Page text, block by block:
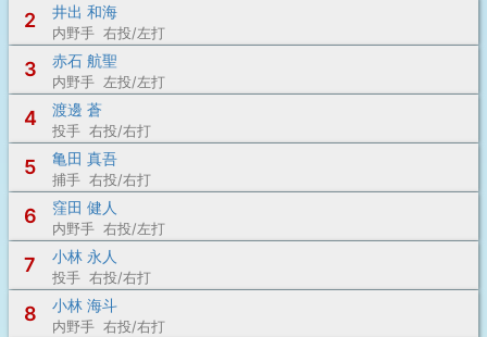
2 井出 和海
内野手 右投/左打
3 赤石 航聖
内野手 左投/左打
4 渡邊 蒼
投手 右投/右打
5 亀田 真吾
捕手 右投/右打
6 窪田 健人
内野手 右投/左打
7 小林 永人
投手 右投/右打
8 小林 海斗
内野手 右投/右打